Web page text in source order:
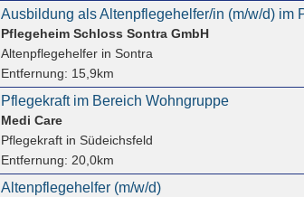
Pflegeheim Schloss Sontra GmbH
Altenpflegehelferin Sontra
Entfernung: 15,9km
Pflegekraft im Bereich Wohngruppe
Medi Care
Pflegekraftin Südeichsfeld
Entfernung: 20,0km
Altenpflegehelfer (m/w/d)